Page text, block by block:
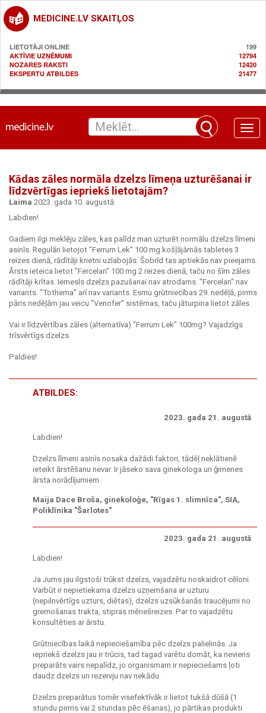
MEDICINE.LV SKAITĻOS
LIETOTĀJI ONLINE
199
AKTĪVIE UZŅĒMUMI
12794
NOZARES RAKSTI
12420
EKSPERTU ATBILDES
21477
Toggle
Kādas zāles normāla dzelzs līmeņa uzturēšanai ir
līdzvērtīgas iepriekš lietotajām?
Laima 2023. gada 10. augustā
Labdien!
Gadiem ilgi meklēju zāles, kas palīdz man uzturēt normālu dzelzs līmeni
asinīs. Regulāri lietojot "Ferrum Lek" 100 mg košļājāmās tabletes 3
reizes dienā, rādītāji krietni uzlabojās. Šobrīd tas aptiekās nav pieejams.
Ārsts ieteica lietot "Fercelan" 100 mg 2 reizes dienā, taču no šīm zāles
rādītāji krītas. Iemesls dzelzs pazušanai nav atrodams. "Fercelan" nav
variants. "Tothema" arī nav variants. Esmu grūtniecības 29. nedēļā, pirms
pāris nedēļām jau veicu "Venofer" sistēmas, taču jāturpina lietot zāles.
Vai ir līdzvērtības zāles (alternatīva) "Ferrum Lek" 100mg? Vajadzīgs
trīsvērtīgs dzelzs.
Paldies!
ATBILDES:
2023. gada 21. augustā
Labdien!
Dzelzs līmeni asinīs nosaka dažādi faktori, tādēļ neklātienē
ieteikt ārstēšanu nevar. Ir jāseko sava ginekologa un ģimenes
ārsta norādījumiem.
Maija Dace Broša, ginekoloģe, "Rīgas 1. slimnīca", SIA,
Poliklīnika "Šarlotes"
2023. gada 21. augustā
Labdien!
Ja Jums jau ilgstoši trūkst dzelzs, vajadzētu noskaidrot cēloni.
Varbūt ir nepietiekama dzelzs uzņemšana ar uzturu
(nepilnvērtīgs uzturs, diētas), dzelzs uzsūkšanās traucējumi no
gremošanas trakta, stipras mēnešreizes. Par to vajadzētu
konsultēties ar ārstu.
Grūtniecības laikā nepieciešamība pēc dzelzs palielinās. Ja
iepriekš dzelzs jau ir trūcis, tad tagad varētu domāt, ka neviens
preparāts vairs nepalīdz, jo organismam ir nepieciešams ļoti
daudz dzelzs un rezervju nav nekādu.
Dzelzs preparātus tomēr visefektīvāk ir lietot tukšā dūšā (1
stundu pirms vai 2 stundas pēc ēšanas), jo pārtikas produkti